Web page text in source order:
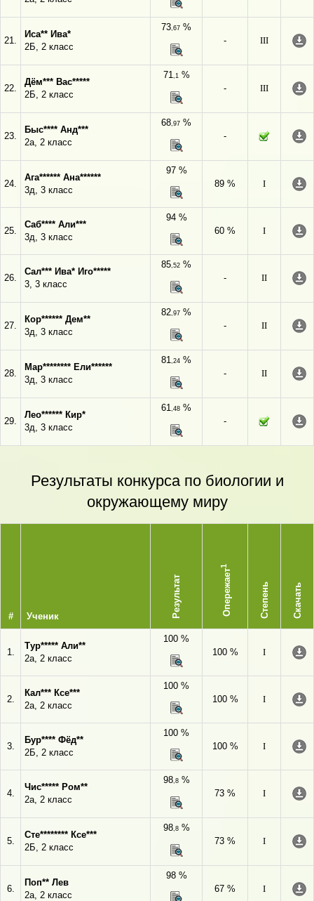
21.
Иса** Ива*
2Б, 2 класс
73,67 %
-
III
22.
Дём*** Вас*****
2Б, 2 класс
71,1%
-
III
23.
Быс**** Анд***
2а, 2 класс
68,97 %
-
24.
Ага****** Ана******
3д, 3 класс
97 %
89 %
I
25.
Саб**** Али***
3д, 3 класс
94 %
60 %
I
26.
Сал*** Ива* Иго*****
3, 3 класс
85,52 %
-
II
27.
Кор****** Дем**
3д, 3 класс
82,97 %
-
II
28.
Мар******** Ели******
3д, 3 класс
81,24 %
-
II
29.
Лео****** Кир*
3д, 3 класс
61,48 %
-
Результаты конкурса по биологии и
окружающему миру
# Ученик Результат Опережает
1
Степень Скачать
1.
Тур***** Али**
2а, 2 класс
100 %
100 %
I
2.
Кал*** Ксе***
2а, 2 класс
100 %
100 %
I
3.
Бур**** Фёд**
2Б, 2 класс
100 %
100 %
I
4.
Чис***** Ром**
2а, 2 класс
98,8%
73 %
I
5.
Сте******** Ксе***
2Б, 2 класс
98,8%
73 %
I
6.
Поп** Лев
2а, 2 класс
98 %
67 %
I